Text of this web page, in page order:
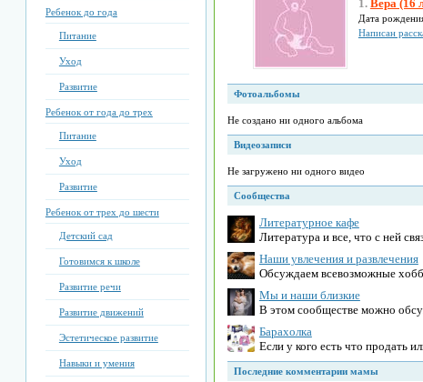
Ребенок до года
Питание
Уход
Развитие
Ребенок от года до трех
Питание
Уход
Развитие
Ребенок от трех до шести
Детский сад
Готовимся к школе
Развитие речи
Развитие движений
Эстетическое развитие
Навыки и умения
1. Вера (16
Дата
Написан
Фотоальбомы
Не создано ни одного альбома
Видеозаписи
Не загружено ни одного видео
Сообщества
Литературное кафе
Литература и все, что с ней
Наши увлечения и развлечения
Обсуждаем всевозможные
Мы и наши близкие
В этом сообществе можно
Барахолка
Если у кого есть что продать
Последние комментарии мамы